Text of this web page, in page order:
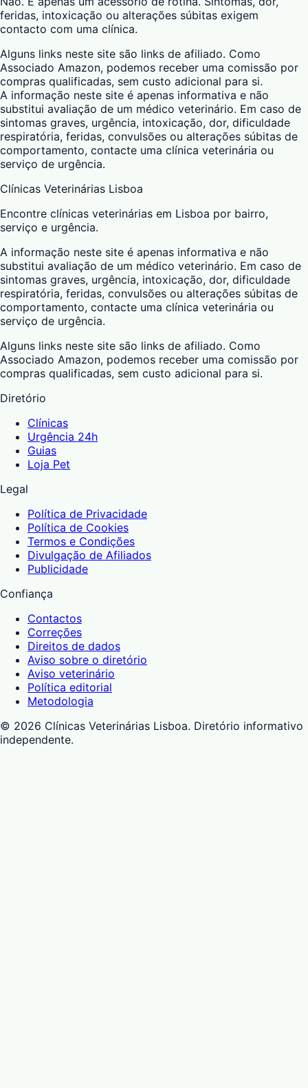
feridas, intoxicação ou alterações súbitas exigem
contacto com uma clínica.
Alguns links neste site são links de afiliado. Como
Associado Amazon, podemos receber uma comissão por
compras qualificadas, sem custo adicional para si.
A informação neste site é apenas informativa e não
substitui avaliação de um médico veterinário. Em caso de
sintomas graves, urgência, intoxicação, dor, dificuldade
respiratória, feridas, convulsões ou alterações súbitas de
comportamento, contacte uma clínica veterinária ou
serviço de urgência.
Clínicas Veterinárias Lisboa
Encontre clínicas veterinárias em Lisboa por bairro,
serviço e urgência.
A informação neste site é apenas informativa e não
substitui avaliação de um médico veterinário. Em caso de
sintomas graves, urgência, intoxicação, dor, dificuldade
respiratória, feridas, convulsões ou alterações súbitas de
comportamento, contacte uma clínica veterinária ou
serviço de urgência.
Alguns links neste site são links de afiliado. Como
Associado Amazon, podemos receber uma comissão por
compras qualificadas, sem custo adicional para si.
Diretório
Clínicas
Urgência 24h
Guias
Loja Pet
Legal
Política de Privacidade
Política de Cookies
Termos e Condições
Divulgação de Afiliados
Publicidade
Confiança
Contactos
Correções
Direitos de dados
Aviso sobre o diretório
Aviso veterinário
Política editorial
Metodologia
© 2026 Clínicas Veterinárias Lisboa. Diretório informativo
independente.